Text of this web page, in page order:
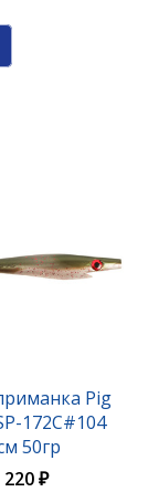
172B#131Pig
172C#104
50гр
220 ₽